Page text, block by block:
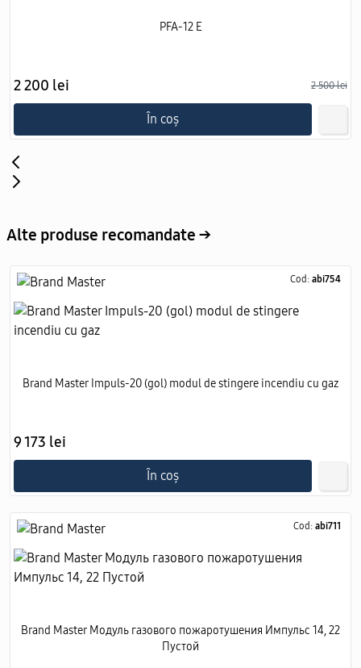
PFA-12 Е
2 200 lei 2 500 lei
În coș
Alte produse recomandate →
Cod: abi754
Brand Master Impuls-20 (gol) modul de stingere incendiu cu gaz
9 173 lei
În coș
Cod: abi711
Brand Master Модуль газового пожаротушения Импульс 14, 22
Пустой